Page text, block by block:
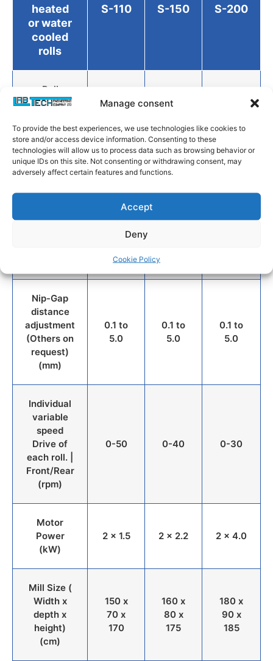
Manage consent
To provide the best experiences, we use technologies like cookies to
store and/or access device information. Consenting to these
technologies will allow us to process data such as browsing behavior or
unique IDs on this site. Not consenting or withdrawing consent, may
adversely affect certain features and functions.
Accept
Deny
Cookie Policy
heated
or water
cooled
rolls
S-110
S-150
S-200
Roll
diameters
110 150
Roll Widths
(mm)
280 400 450
widths
Nip-Gap
distance
adjustment
(Others on
request)
(mm)
0.1 to
5.0
0.1 to
5.0
0.1 to
5.0
Individual
variable
speed
Drive of
each roll. |
Front/Rear
(rpm)
0-50 0-40 0-30
Motor
Power
(kW)
2 x 1.5 2 x 2.2 2 x 4.0
Mill Size (
Width x
depth x
height)
(cm)
150 x
70 x
170
160 x
80 x
175
180 x
90 x
185